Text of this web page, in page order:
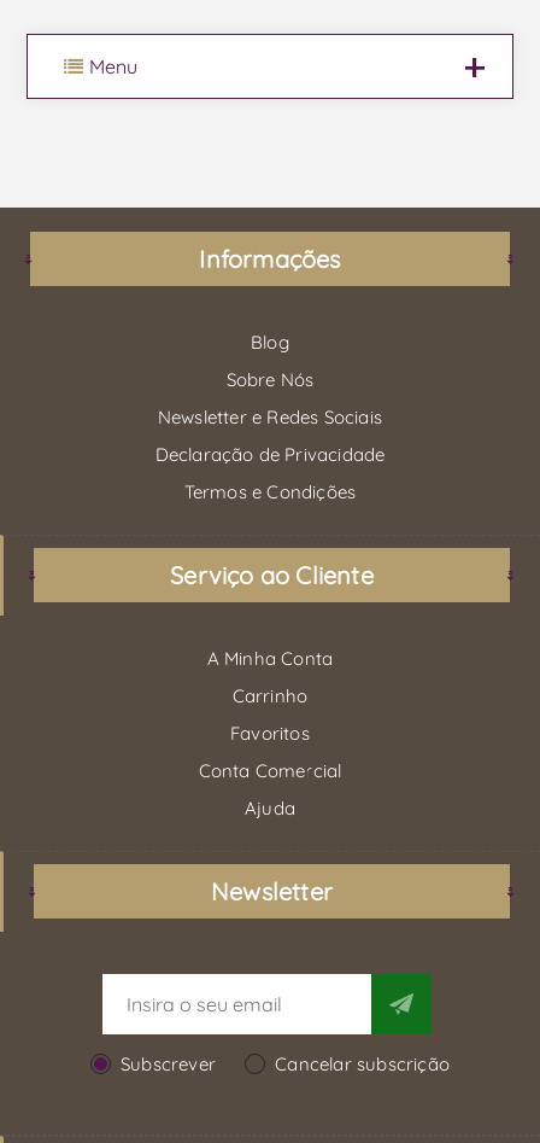
Menu
Informações
Blog
Sobre Nós
Newsletter e Redes Sociais
Declaração de Privacidade
Termos e Condições
Serviço ao Cliente
A Minha Conta
Carrinho
Favoritos
Conta Comercial
Ajuda
Newsletter
Subscrever Cancelar subscrição